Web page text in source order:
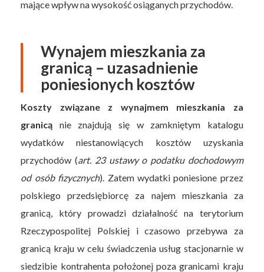
mające wpływ na wysokość osiąganych przychodów.
Wynajem mieszkania za
granicą – uzasadnienie
poniesionych kosztów
Koszty związane z wynajmem mieszkania za
granicą nie znajdują się w zamkniętym katalogu
wydatków niestanowiących kosztów uzyskania
przychodów (art. 23 ustawy o podatku dochodowym
od osób fizycznych). Zatem wydatki poniesione przez
polskiego przedsiębiorcę za najem mieszkania za
granicą, który prowadzi działalność na terytorium
Rzeczypospolitej Polskiej i czasowo przebywa za
granicą kraju w celu świadczenia usług stacjonarnie w
siedzibie kontrahenta położonej poza granicami kraju